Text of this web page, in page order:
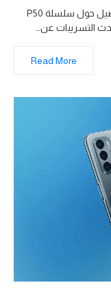
تتوالى التسريبات التي تستعرض مزيد من التفاصيل حول سلسلة P50
التسريبات عن…
Read More